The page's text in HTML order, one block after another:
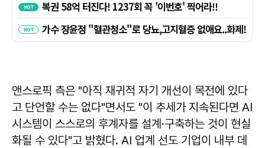
앤스로픽 측은 "아직 재귀적 자기 개선이 목전에 있다
고 단언할 수는 없다"면서도 "이 추세가 지속된다면 AI
시스템이 스스로의 후계자를 설계·구축하는 것이 현실
화될 수 있다"고 밝혔다. AI 업계 선도 기업이 내부 데